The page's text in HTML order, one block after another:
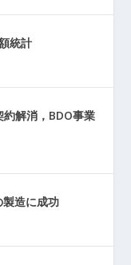
統計
約解消，BDO事業
製造に成功